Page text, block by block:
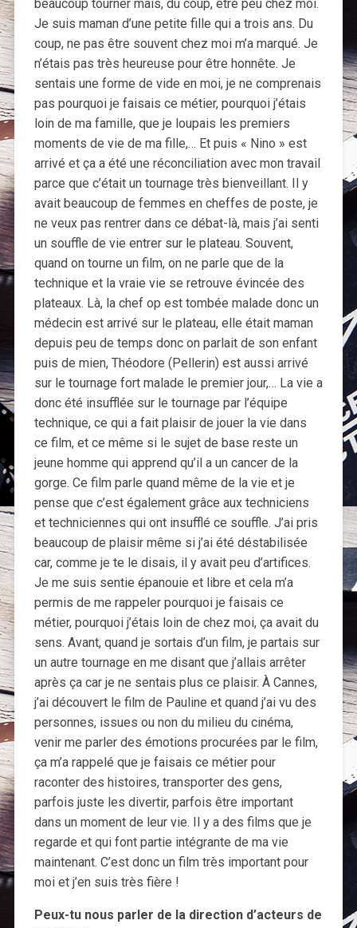
beaucoup tourner mais, du coup, être peu chez moi.
Je suis maman d’une petite fille qui a trois ans. Du
coup, ne pas être souvent chez moi m’a marqué. Je
n’étais pas très heureuse pour être honnête. Je
sentais une forme de vide en moi, je ne comprenais
pas pourquoi je faisais ce métier, pourquoi j’étais
loin de ma famille, que je loupais les premiers
moments de vie de ma fille,… Et puis « Nino » est
arrivé et ça a été une réconciliation avec mon travail
parce que c’était un tournage très bienveillant. Il y
avait beaucoup de femmes en cheffes de poste, je
ne veux pas rentrer dans ce débat-là, mais j’ai senti
un souffle de vie entrer sur le plateau. Souvent,
quand on tourne un film, on ne parle que de la
technique et la vraie vie se retrouve évincée des
plateaux. Là, la chef op est tombée malade donc un
médecin est arrivé sur le plateau, elle était maman
depuis peu de temps donc on parlait de son enfant
puis de mien, Théodore (Pellerin) est aussi arrivé
sur le tournage fort malade le premier jour,… La vie a
donc été insufflée sur le tournage par l’équipe
technique, ce qui a fait plaisir de jouer la vie dans
ce film, et ce même si le sujet de base reste un
jeune homme qui apprend qu’il a un cancer de la
gorge. Ce film parle quand même de la vie et je
pense que c’est également grâce aux techniciens
et techniciennes qui ont insufflé ce souffle. J’ai pris
beaucoup de plaisir même si j’ai été déstabilisée
car, comme je te le disais, il y avait peu d’artifices.
Je me suis sentie épanouie et libre et cela m’a
permis de me rappeler pourquoi je faisais ce
métier, pourquoi j’étais loin de chez moi, ça avait du
sens. Avant, quand je sortais d’un film, je partais sur
un autre tournage en me disant que j’allais arrêter
après ça car je ne sentais plus ce plaisir. À Cannes,
j’ai découvert le film de Pauline et quand j’ai vu des
personnes, issues ou non du milieu du cinéma,
venir me parler des émotions procurées par le film,
ça m’a rappelé que je faisais ce métier pour
raconter des histoires, transporter des gens,
parfois juste les divertir, parfois être important
dans un moment de leur vie. Il y a des films que je
regarde et qui font partie intégrante de ma vie
maintenant. C’est donc un film très important pour
moi et j’en suis très fière !
Peux-tu nous parler de la direction d’acteurs de